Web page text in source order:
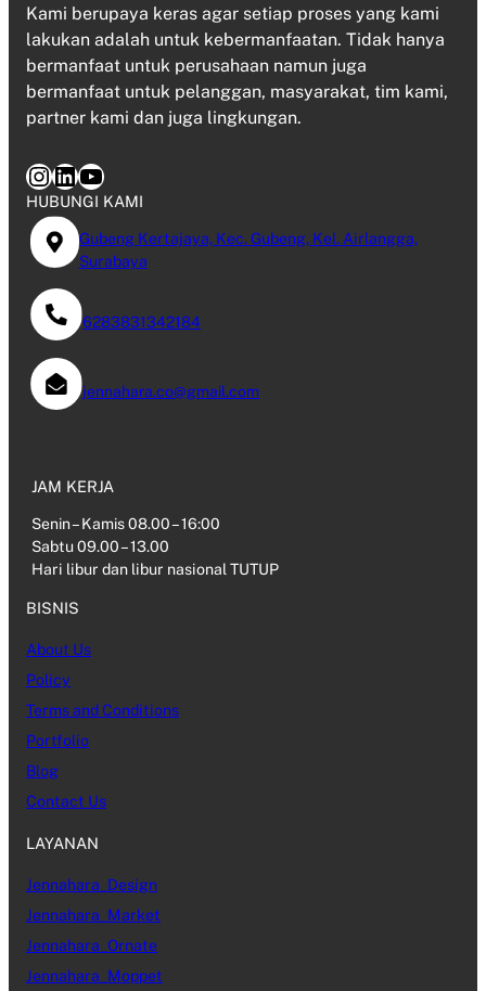
Kami berupaya keras agar setiap proses yang kami
lakukan adalah untuk kebermanfaatan. Tidak hanya
bermanfaat untuk perusahaan namun juga
bermanfaat untuk pelanggan, masyarakat, tim kami,
partner kami dan juga lingkungan.
InstagramLinkedIn YouTube
HUBUNGI KAMI
Gubeng Kertajaya, Kec. Gubeng, Kel. Airlangga,
Surabaya
6283831342184
jennahara.co@gmail.com
JAM KERJA
Senin – Kamis 08.00 – 16:00
Sabtu 09.00 – 13.00
Hari libur dan libur nasional TUTUP
BISNIS
About Us
Policy
Terms and Conditions
Portfolio
Blog
Contact Us
LAYANAN
Jennahara_Design
Jennahara_Market
Jennahara_Ornate
Jennahara_Moppet